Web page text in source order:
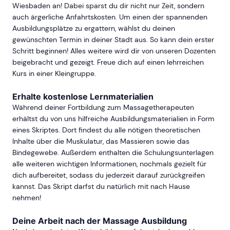
Wiesbaden an! Dabei sparst du dir nicht nur Zeit, sondern
auch ärgerliche Anfahrtskosten. Um einen der spannenden
Ausbildungsplätze zu ergattern, wählst du deinen
gewünschten Termin in deiner Stadt aus. So kann dein erster
Schritt beginnen! Alles weitere wird dir von unseren Dozenten
beigebracht und gezeigt. Freue dich auf einen lehrreichen
Kurs in einer Kleingruppe.
Erhalte kostenlose Lernmaterialien
Während deiner Fortbildung zum Massagetherapeuten
erhältst du von uns hilfreiche Ausbildungsmaterialien in Form
eines Skriptes. Dort findest du alle nötigen theoretischen
Inhalte über die Muskulatur, das Massieren sowie das
Bindegewebe. Außerdem enthalten die Schulungsunterlagen
alle weiteren wichtigen Informationen, nochmals gezielt für
dich aufbereitet, sodass du jederzeit darauf zurückgreifen
kannst. Das Skript darfst du natürlich mit nach Hause
nehmen!
Deine Arbeit nach der Massage Ausbildung